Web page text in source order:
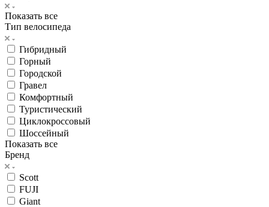
Показать все
Тип велосипеда
Гибридный
Горный
Городской
Гравел
Комфортный
Туристический
Циклокроссовый
Шоссейный
Показать все
Бренд
Scott
FUJI
Giant